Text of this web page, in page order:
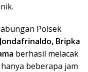
Polsek
Bripka
berhasil melacak
beberapa jam